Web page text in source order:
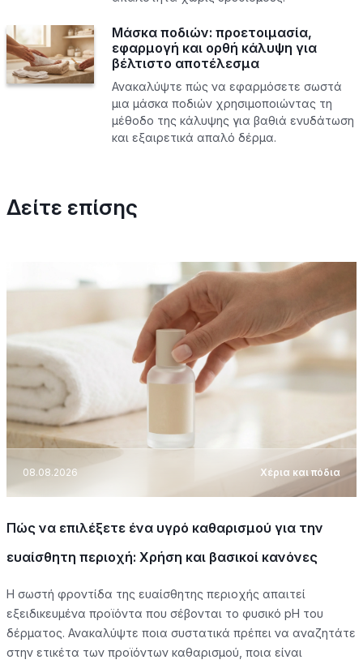
Μάσκα ποδιών: προετοιμασία,
εφαρμογή και ορθή κάλυψη για
βέλτιστο αποτέλεσμα
Ανακαλύψτε πώς να εφαρμόσετε σωστά
μια μάσκα ποδιών χρησιμοποιώντας τη
μέθοδο της κάλυψης για βαθιά ενυδάτωση
και εξαιρετικά απαλό δέρμα.
Δείτε επίσης
08.08.2026 Χέρια και πόδια
Πώς να επιλέξετε ένα υγρό καθαρισμού για την
ευαίσθητη περιοχή: Χρήση και βασικοί κανόνες
Η σωστή φροντίδα της ευαίσθητης περιοχής απαιτεί
εξειδικευμένα προϊόντα που σέβονται το φυσικό pH του
δέρματος. Ανακαλύψτε ποια συστατικά πρέπει να αναζητάτε
στην ετικέτα των προϊόντων καθαρισμού, ποια είναι